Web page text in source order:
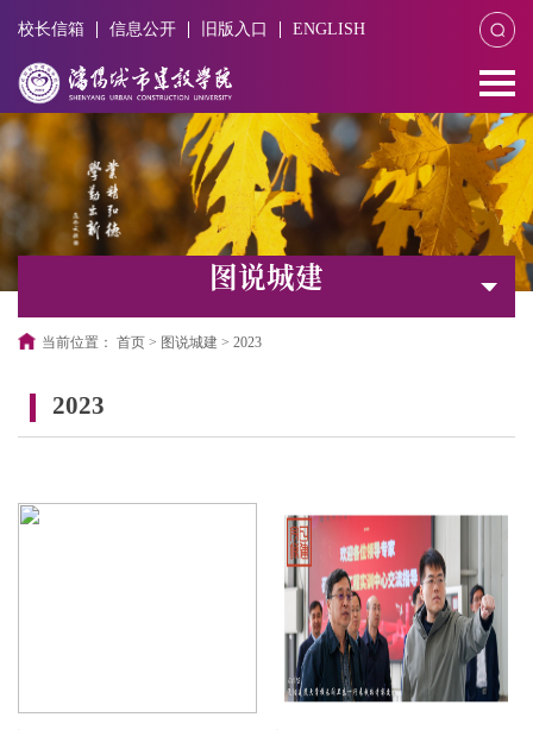
校长信箱 信息公开 旧版入口 ENGLISH
图说城建
2023
当前位置： 首页> 图说城建 > 2023